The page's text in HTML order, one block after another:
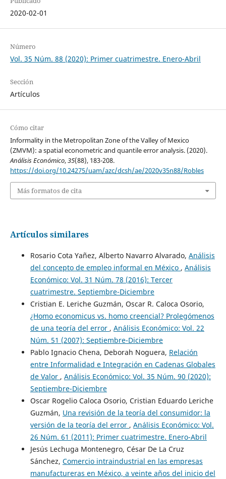
2020-02-01
Número
Vol. 35 Núm. 88 (2020): Primer cuatrimestre. Enero-Abril
Sección
Artículos
Cómo citar
Informality in the Metropolitan Zone of the Valley of Mexico
(ZMVM): a spatial econometric and quantile error analysis. (2020).
Análisis Económico,35(88), 183-208.
https://doi.org/10.24275/uam/azc/dcsh/ae/2020v35n88/Robles
Más formatos de cita
Artículos similares
Rosario Cota Yañez, Alberto Navarro Alvarado, Análisis
del concepto de empleo informal en México , Análisis
Económico: Vol. 31 Núm. 78 (2016): Tercer
cuatrimestre. Septiembre-Diciembre
Cristian E. Leriche Guzmán, Oscar R. Caloca Osorio,
¿Homo economicus vs. homo creencial? Prolegómenos
de una teoría del error , Análisis Económico: Vol. 22
Núm. 51 (2007): Septiembre-Diciembre
Pablo Ignacio Chena, Deborah Noguera, Relación
entre Informalidad e Integración en Cadenas Globales
de Valor , Análisis Económico: Vol. 35 Núm. 90 (2020):
Septiembre-Diciembre
Oscar Rogelio Caloca Osorio, Cristian Eduardo Leriche
Guzmán, Una revisión de la teoría del consumidor: la
versión de la teoría del error , Análisis Económico: Vol.
26 Núm. 61 (2011): Primer cuatrimestre. Enero-Abril
Jesús Lechuga Montenegro, César De La Cruz
Sánchez, Comercio intraindustrial en las empresas
manufactureras en México, a veinte años del inicio del